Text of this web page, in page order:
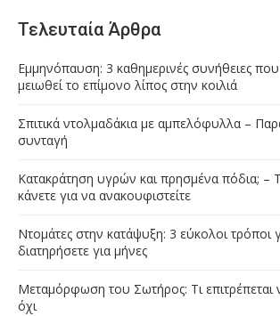
Τελευταία Άρθρα
Εμμηνόπαυση: 3 καθημερινές συνήθειες
μειωθεί το επίμονο λίπος στην κοιλιά
Σπιτικά ντολμαδάκια με αμπελόφυλλα –
συνταγή
Κατακράτηση υγρών και πρησμένα πόδια; –
κάνετε για να ανακουφιστείτε
Ντομάτες στην κατάψυξη: 3 εύκολοι τρόποι
διατηρήσετε για μήνες
Μεταμόρφωση του Σωτήρος: Τι επιτρέπεται
όχι